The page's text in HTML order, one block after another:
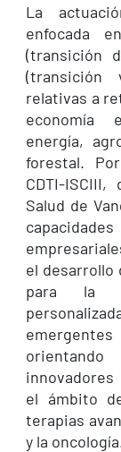
La
enfocada
(transición
(transición
relativas a
economía
energía,
forestal.
CDTI-
Salud de
el desarrollo
para la
orientando
el ámbito
terapias
y la